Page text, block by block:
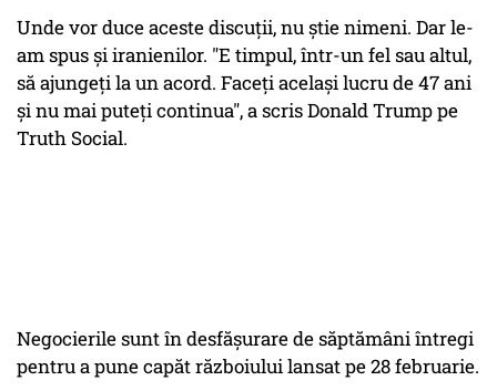
Unde vor duce aceste discuţii, nu ştie nimeni. Dar le-
am spus şi iranienilor. "E timpul, într-un fel sau altul,
să ajungeţi la un acord. Faceţi acelaşi lucru de 47 ani
şi nu mai puteţi continua", a scris Donald Trump pe
Truth Social.
Negocierile sunt în desfăşurare de săptămâni întregi
pentru a pune capăt războiului lansat pe 28 februarie.